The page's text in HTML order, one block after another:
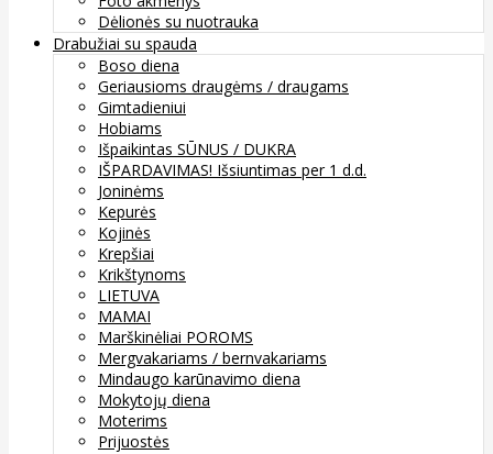
Dėlionės su nuotrauka
Drabužiai su spauda
Boso diena
Geriausioms draugėms / draugams
Gimtadieniui
Hobiams
Išpaikintas SŪNUS / DUKRA
IŠPARDAVIMAS! Išsiuntimas per 1 d.d.
Joninėms
Kepurės
Kojinės
Krepšiai
Krikštynoms
LIETUVA
MAMAI
Marškinėliai POROMS
Mergvakariams / bernvakariams
Mindaugo karūnavimo diena
Mokytojų diena
Moterims
Prijuostės